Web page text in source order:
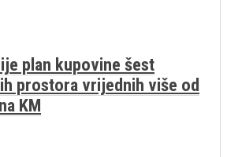
plan kupovine šest
prostora vrijednih više od
KM